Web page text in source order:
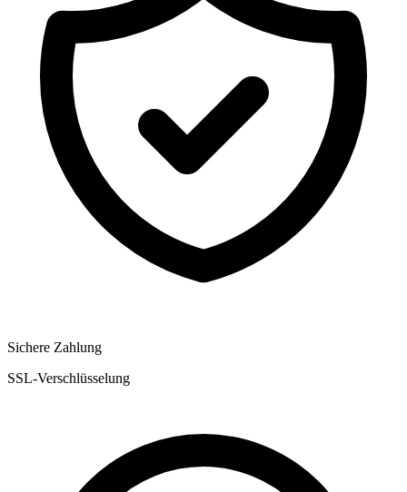
Sichere Zahlung
SSL-Verschlüsselung